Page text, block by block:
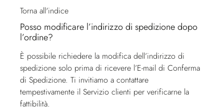
Torna all'indice
Posso modificare l’indirizzo di spedizione dopo
l’ordine?
È possibile richiedere la modifica dell’indirizzo di
spedizione solo prima di ricevere l’E-mail di Conferma
di Spedizione. Ti invitiamo a contattare
tempestivamente il Servizio clienti per verificarne la
fattibilità.